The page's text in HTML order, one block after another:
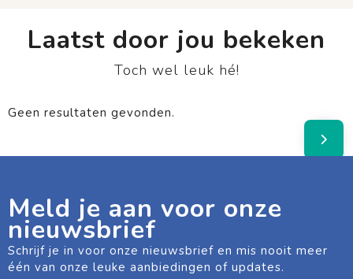
Laatst door jou bekeken
Toch wel leuk hé!
Geen resultaten gevonden.
Meld je aan voor onze
nieuwsbrief
Schrijf je in voor onze nieuwsbrief en mis nooit meer
één van onze leuke aanbiedingen of updates.